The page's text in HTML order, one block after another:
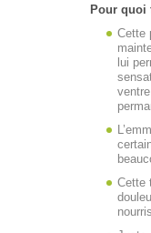
Pour quoi
Cette
lui
Cette